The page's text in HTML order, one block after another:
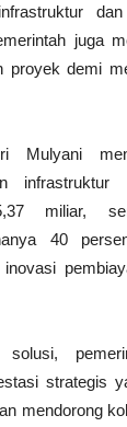
juga
proyek demi
Mulyani
infrastruktur
miliar,
40
strategis
mendorong